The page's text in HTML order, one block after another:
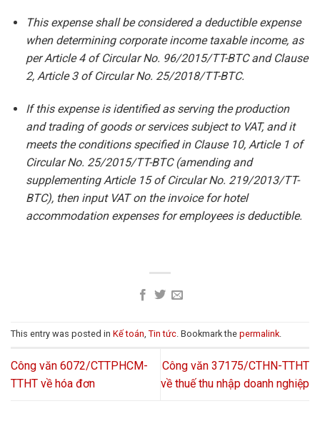
This expense shall be considered a deductible expense
when determining corporate income taxable income, as
per Article 4 of Circular No. 96/2015/TT-BTC and Clause
2, Article 3 of Circular No. 25/2018/TT-BTC.
If this expense is identified as serving the production
and trading of goods or services subject to VAT, and it
meets the conditions specified in Clause 10, Article 1 of
Circular No. 25/2015/TT-BTC (amending and
supplementing Article 15 of Circular No. 219/2013/TT-
BTC), then input VAT on the invoice for hotel
accommodation expenses for employees is deductible.
This entry was posted in Kế toán, Tin tức. Bookmark the permalink.
Công văn 6072/CTTPHCM-
TTHT về hóa đơn
Công văn 37175/CTHN-TTHT
về thuế thu nhập doanh nghiệp